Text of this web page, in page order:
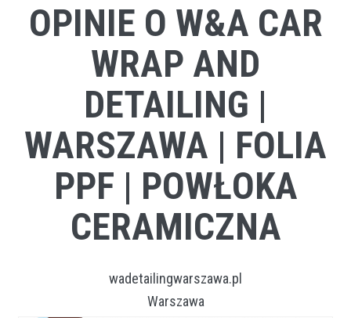
OPINIE O W&A CAR
WRAP AND
DETAILING |
WARSZAWA | FOLIA
PPF | POWŁOKA
CERAMICZNA
wadetailingwarszawa.pl
Warszawa